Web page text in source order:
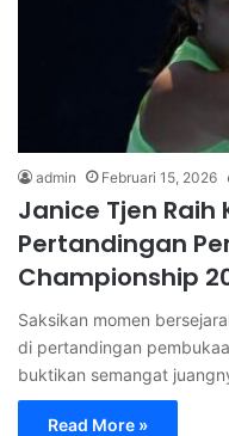
admin Februari 15, 2026
Janice Tjen
Pertandingan
Championship
Saksikan momen
di pertandingan
buktikan semangat
Read More »